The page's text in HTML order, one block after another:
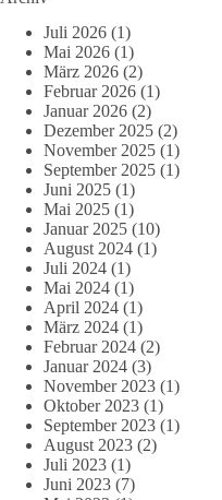
Juli 2026 (1)
Mai 2026 (1)
März 2026 (2)
Februar 2026 (1)
Januar 2026 (2)
Dezember 2025 (2)
November 2025 (1)
September 2025 (1)
Juni 2025 (1)
Mai 2025 (1)
Januar 2025 (10)
August 2024 (1)
Juli 2024 (1)
Mai 2024 (1)
April 2024 (1)
März 2024 (1)
Februar 2024 (2)
Januar 2024 (3)
November 2023 (1)
Oktober 2023 (1)
September 2023 (1)
August 2023 (2)
Juli 2023 (1)
Juni 2023 (7)